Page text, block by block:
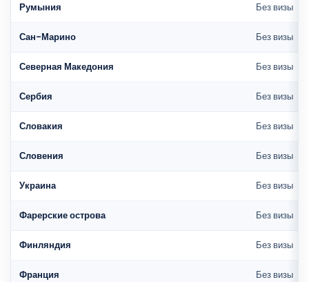
Румыния Без визы
Сан-Марино Без визы
Северная Македония Без визы
Сербия Без визы
Словакия Без визы
Словения Без визы
Украина Без визы
Фарерские острова Без визы
Финляндия Без визы
Франция Без визы